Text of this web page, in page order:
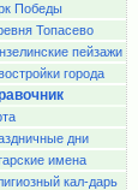
Победы
Топасево
пейзажи
города
дни
имена
кал-дарь